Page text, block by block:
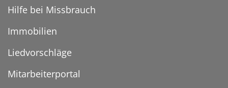
Hilfe bei Missbrauch
Immobilien
Liedvorschläge
Mitarbeiterportal